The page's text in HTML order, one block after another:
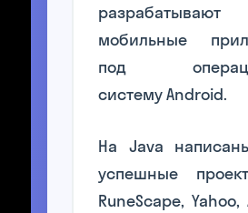
разрабатывают
мобильные
под
систему Android.
На Java
успешные
RuneScape, Yahoo,